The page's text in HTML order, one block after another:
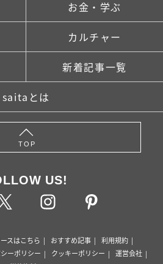
お金・学ぶ
カルチャー
新着記事一覧
saitaとは
TOP
US!
スはこちら おすすめ記事
利用規約
ーポリシー クッキーポリシー
運営会社